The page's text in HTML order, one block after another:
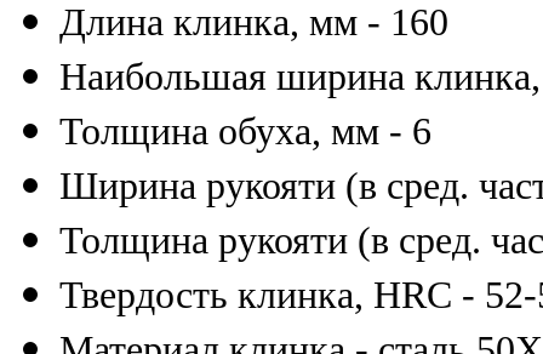
Длина клинка, мм - 160
Наибольшая ширина
Толщина обуха, мм - 6
Ширина рукояти (в сред.
Толщина рукояти (в сред.
Твердость клинка, HRC -